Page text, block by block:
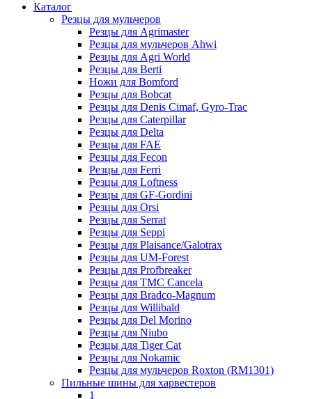
Каталог
Резцы для мульчеров
Резцы для Agrimaster
Резцы для мульчеров Ahwi
Резцы для Agri World
Резцы для Berti
Ножи для Bomford
Резцы для Bobcat
Резцы для Denis Cimaf, Gyro-Trac
Резцы для Caterpillar
Резцы для Delta
Резцы для FAE
Резцы для Fecon
Резцы для Ferri
Резцы для Loftness
Резцы для GF-Gordini
Резцы для Orsi
Резцы для Serrat
Резцы для Seppi
Резцы для Plaisance/Galotrax
Резцы для UM-Forest
Резцы для Profbreaker
Резцы для TMC Cancela
Резцы для Bradco-Magnum
Резцы для Willibald
Резцы для Del Morino
Резцы для Niubo
Резцы для Tiger Cat
Резцы для Nokamic
Резцы для мульчеров Roxton (RM1301)
Пильные шины для харвестеров
1